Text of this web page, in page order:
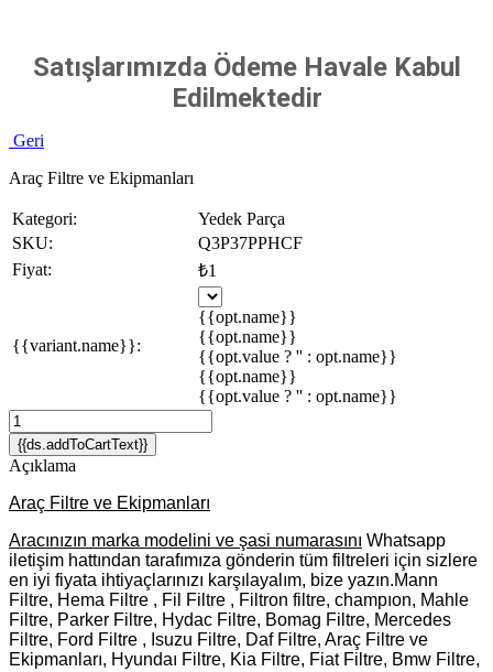
Satışlarımızda Ödeme Havale Kabul
Edilmektedir
Geri
Araç Filtre ve Ekipmanları
Kategori:
Yedek Parça
SKU:
Q3P37PPHCF
Fiyat:
₺1
{{variant.name}}:
{{opt.name}}
{{opt.name}}
{{opt.value ? '' : opt.name}}
{{opt.name}}
{{opt.value ? '' : opt.name}}
{{ds.addToCartText}}
Açıklama
Araç Filtre ve Ekipmanları
Aracınızın marka modelini ve şasi numarasını Whatsapp
iletişim hattından tarafımıza gönderin tüm filtreleri için sizlere
en iyi fiyata ihtiyaçlarınızı karşılayalım, bize yazın.Mann
Filtre, Hema Filtre , Fil Filtre , Filtron filtre, champıon, Mahle
Filtre, Parker Filtre, Hydac Filtre, Bomag Filtre, Mercedes
Filtre, Ford Filtre , Isuzu Filtre, Daf Filtre, Araç Filtre ve
Ekipmanları, Hyundaı Filtre, Kia Filtre, Fiat Filtre, Bmw Filtre,